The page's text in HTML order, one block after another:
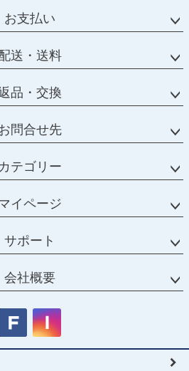
お支払い
送・送料
品・交換
問合せ先
カテゴリー
イページ
サポート
会社概要